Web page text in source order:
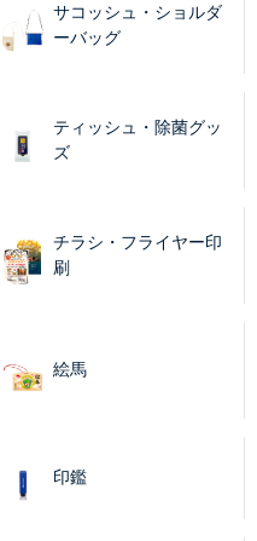
サコッシュ・ショルダ
ーバッグ
ティッシュ・除菌グッ
ズ
チラシ・フライヤー印
刷
絵馬
印鑑